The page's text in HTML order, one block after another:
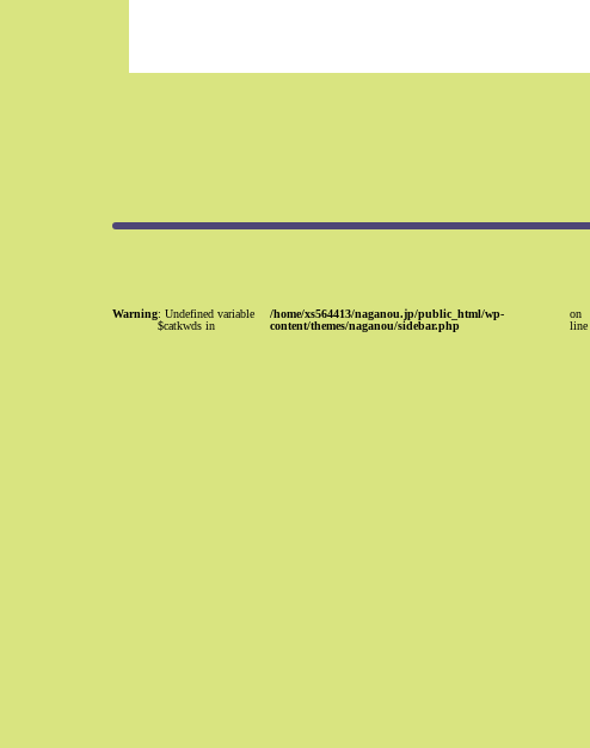
Warning: Undefined variable
$catkwds in
/home/xs564413/naganou.jp/public_html/wp-
content/themes/naganou/sidebar.php
on
line